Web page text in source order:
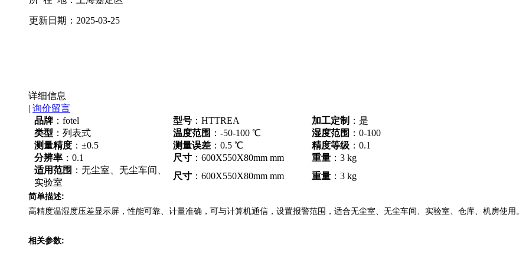
更新日期： 2025-03-25
详细信息
| 询价留言
品牌 ：fotel 型号 ：HTTREA 加工定制 ：是
类型 ：列表式 温度范围 ：-50-100 ℃ 湿度范围 ：0-100
测量精度 ：±0.5 测量误差 ：0.5 ℃ 精度等级 ：0.1
分辨率 ：0.1 尺寸 ：600X550X80mm mm 重量 ：3 kg
适用范围 ：无尘室、无尘车间、
实验室
尺寸 ：600X550X80mm mm 重量 ：3 kg
简单描述:
高精度温湿度压差显示屏，性能可靠、计量准确，可与计算机通信，设置报警范围，适合无尘室、无尘车间、实验室、仓库、机房使用。
相关参数: